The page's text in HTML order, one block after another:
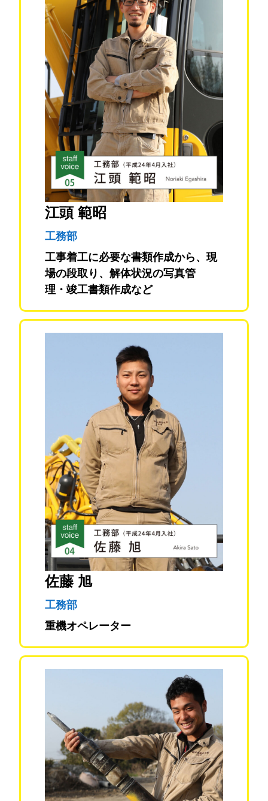
江頭 範昭
工務部
工事着工に必要な書類作成から、現
場の段取り、解体状況の写真管
理・竣工書類作成など
佐藤 旭
工務部
重機オペレーター